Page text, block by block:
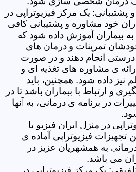
پشتیبانی: یک مرکز فیزیوتراپی در
خود مشاوره و پشتیبانی کافی
به بیماران آموزش داده شود که
تمرینات و درمان های
درستی انجام دهند و در صورت
ارائه ی مشاوره های تغذیه ای و
داده شود. همچنین، باید
و ارتباط با بیماران باشد تا در
در برنامه ی درمانی، به آنها
در منزل ایران فیزیو با
تجهیزات فیزیوتراپی آماده ی
به همشهریان عزیز در
می باشد.
یک مرکز فیزیوتراپی در